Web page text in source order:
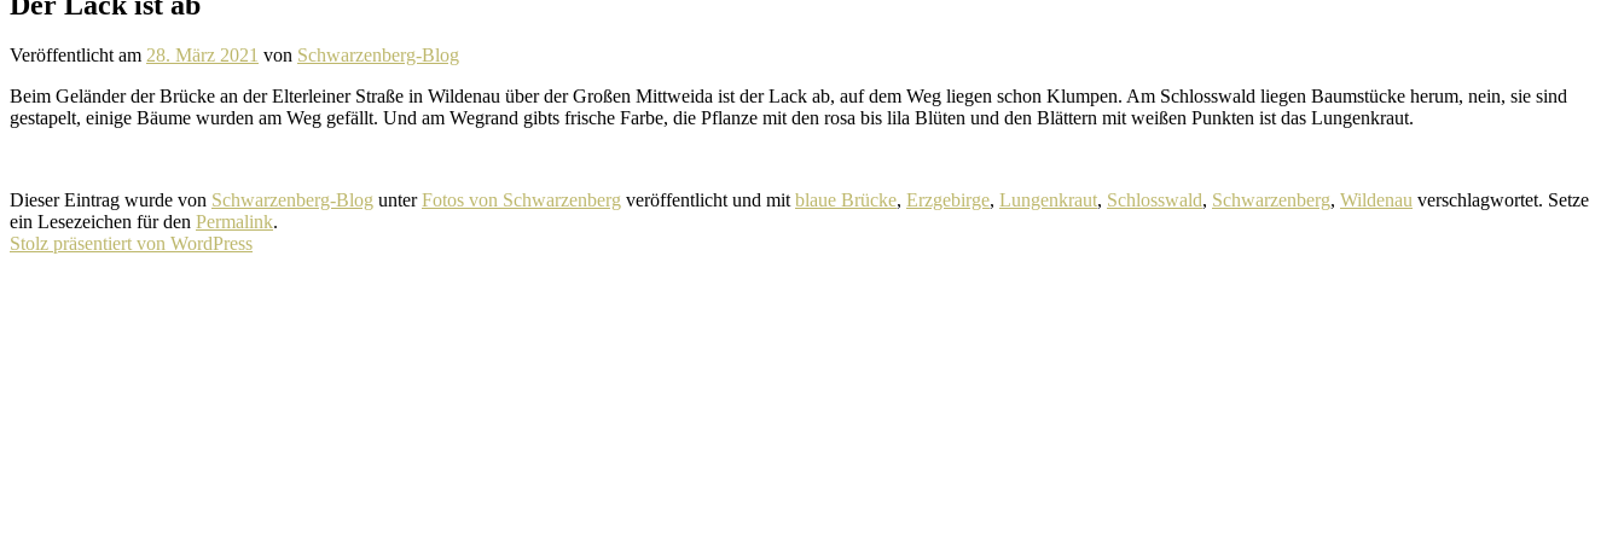
Veröffentlicht am 28. März 2021 von Schwarzenberg-Blog
Beim Geländer der Brücke an der Elterleiner Straße in Wildenau über der Großen Mittweida ist der Lack ab, auf dem Weg liegen schon Klumpen. Am Schlosswald liegen Baumstücke herum, nein, sie sind
gesta­pelt, einige Bäume wurden am Weg gefällt. Und am Wegrand gibts frische Farbe, die Pflanze mit den rosa bis lila Blüten und den Blättern mit weißen Punkten ist das Lungenkraut.
Dieser Eintrag wurde von Schwarzenberg-Blog unterFotos von Schwarzenberg veröffentlicht und mitblaue Brücke, Erzgebirge, Lungenkraut, Schlosswald, Schwarzenberg, Wildenau verschlagwortet. Setze
ein Lesezeichen für den Permalink.
Stolz präsentiert von WordPress